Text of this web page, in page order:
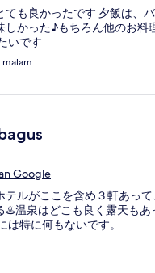
ても良かったです 夕飯は、
しかった♪もちろん他のお料
いです
malam
Google
テルがここを含め３軒あっ
♨️温泉はどこも良く露天もあ
は特に何もないです。